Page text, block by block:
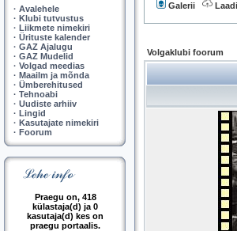
· Avalehele
· Klubi tutvustus
· Liikmete nimekiri
· Ürituste kalender
· GAZ Ajalugu
· GAZ Mudelid
· Volgad meedias
· Maailm ja mõnda
· Ümberehitused
· Tehnoabi
· Uudiste arhiiv
· Lingid
· Kasutajate nimekiri
· Foorum
Praegu on, 418
külastaja(d) ja 0
kasutaja(d) kes on
praegu portaalis.
Galerii
Volgaklubi foorum